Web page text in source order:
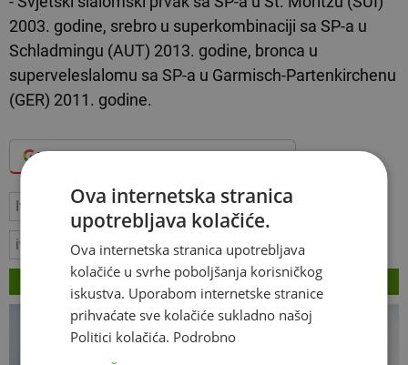
2003. godine, srebro u superkombinaciji sa SP-a u
Schladmingu (AUT) 2013. godine, bronca u
superveleslalomu sa SP-a u Garmisch-Partenkirchenu
(GER) 2011. godine.
Dodajte Hercegovina.info među omiljene izvore
Ivica Kostelić skijanje Ivica Kostalić
ivica kostelić ZOI
VEZANI ČLANCI
Ova internetska stranica
upotrebljava kolačiće.
Ova internetska stranica upotrebljava
kolačiće u svrhe poboljšanja korisničkog
iskustva. Uporabom internetske stranice
prihvaćate sve kolačiće sukladno našoj
Politici kolačića. Podrobno